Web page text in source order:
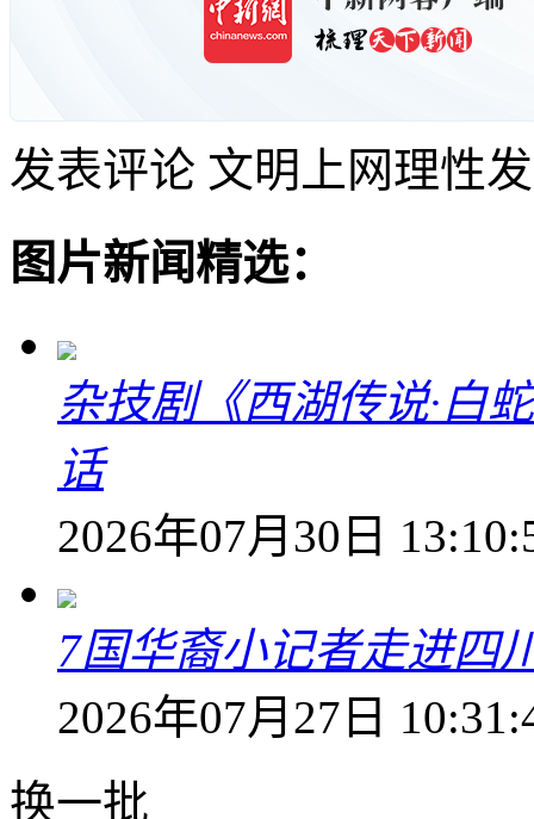
发表评论 文明上网理性
图片新闻精选：
杂技剧《西湖传说·白
话
2026年07月30日
7国华裔小记者走进四
2026年07月27日
换一批